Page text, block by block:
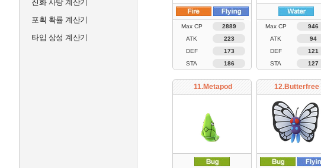
진화 사탕 계산기
포획 확률 계산기
타입 상성 계산기
Max CP
2889
ATK
223
DEF
173
STA
186
Max CP
946
ATK
94
DEF
121
STA
127
11.Metapod 12.Butterfree